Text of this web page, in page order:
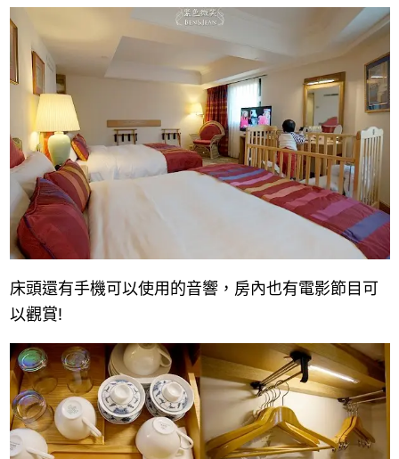
床頭還有手機可以使用的音響，房內也有電影節目可
以觀賞!